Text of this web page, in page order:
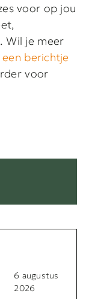
voor op jou
Wil je meer
een berichtje
voor
6 augustus
2026